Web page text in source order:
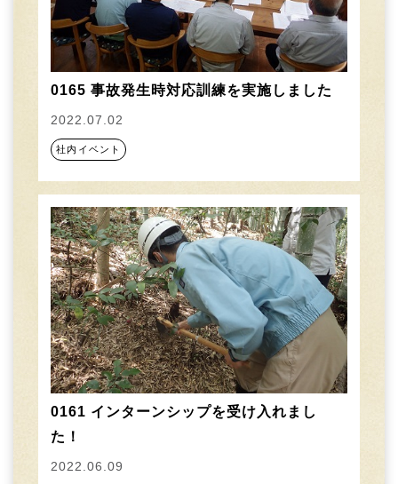
0165 事故発生時対応訓練を実施しました
2022.07.02
社内イベント
0161 インターンシップを受け入れまし
た！
2022.06.09